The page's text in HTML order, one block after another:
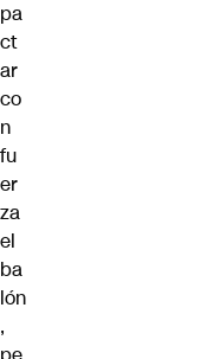
pa
ct
ar
co
n
fu
er
za
el
ba
lón
,